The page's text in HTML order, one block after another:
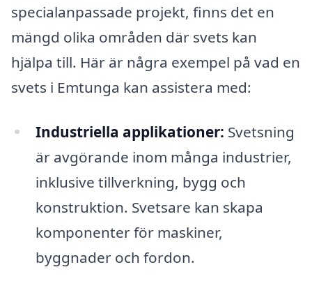
specialanpassade projekt, finns det en
mängd olika områden där svets kan
hjälpa till. Här är några exempel på vad en
svets i Emtunga kan assistera med:
Industriella applikationer: Svetsning
är avgörande inom många industrier,
inklusive tillverkning, bygg och
konstruktion. Svetsare kan skapa
komponenter för maskiner,
byggnader och fordon.